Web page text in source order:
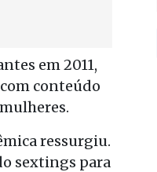
em 2011,
conteúdo
ressurgiu.
sextings para